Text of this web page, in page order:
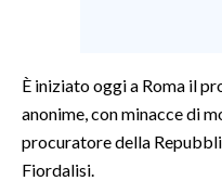
CULTURA
SPETTACOLI
È iniziato oggi a Roma il
anonime, con minacce di
procuratore della
Fiordalisi.